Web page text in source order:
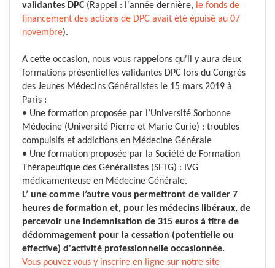
validantes DPC (Rappel : l'année dernière, le fonds de
financement des actions de DPC avait été épuisé au 07
novembre).
A cette occasion, nous vous rappelons qu'il y aura deux
formations présentielles validantes DPC lors du Congrès
des Jeunes Médecins Généralistes le 15 mars 2019 à
Paris :
• Une formation proposée par l’Université Sorbonne
Médecine (Université Pierre et Marie Curie) : troubles
compulsifs et addictions en Médecine Générale
• Une formation proposée par la Société de Formation
Thérapeutique des Généralistes (SFTG) : IVG
médicamenteuse en Médecine Générale.
L’ une comme l’autre vous permettront de valider 7
heures de formation et, pour les médecins libéraux, de
percevoir une indemnisation de 315 euros à titre de
dédommagement pour la cessation (potentielle ou
effective) d'activité professionnelle occasionnée.
Vous pouvez vous y inscrire en ligne sur notre site